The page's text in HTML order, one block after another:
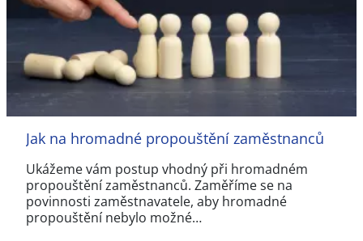
Jak na hromadné propouštění zaměstnanců
Ukážeme vám postup vhodný při hromadném
propouštění zaměstnanců. Zaměříme se na
povinnosti zaměstnavatele, aby hromadné
propouštění nebylo možné…